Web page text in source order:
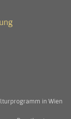
in Wien